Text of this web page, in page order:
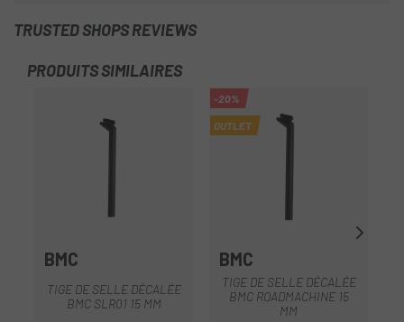
TRUSTED SHOPS REVIEWS
PRODUITS SIMILAIRES
BMC
TIGE DE SELLE DÉCALÉE
BMC SLR01 15 MM
-20%
OUTLET
BMC
TIGE DE SELLE DÉCALÉE
BMC ROADMACHINE 15
MM